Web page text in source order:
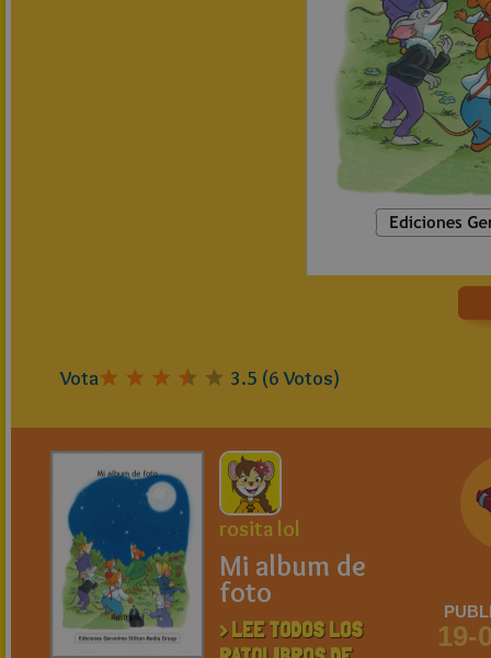
Vota 3.5 (6Votos)
rosita lol
Mi album de
foto
> LEE TODOS LOS
19-